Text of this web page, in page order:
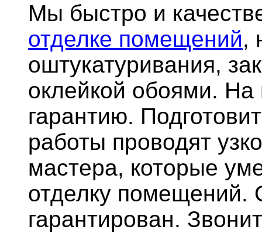
Мы быстро и
отделке помещений,
оштукатуривания,
оклейкой обоями.
гарантию.
работы проводят
мастера, которые
отделку помещений.
гарантирован.